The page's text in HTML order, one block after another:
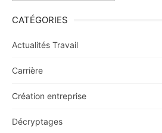
CATÉGORIES
Actualités Travail
Carrière
Création entreprise
Décryptages